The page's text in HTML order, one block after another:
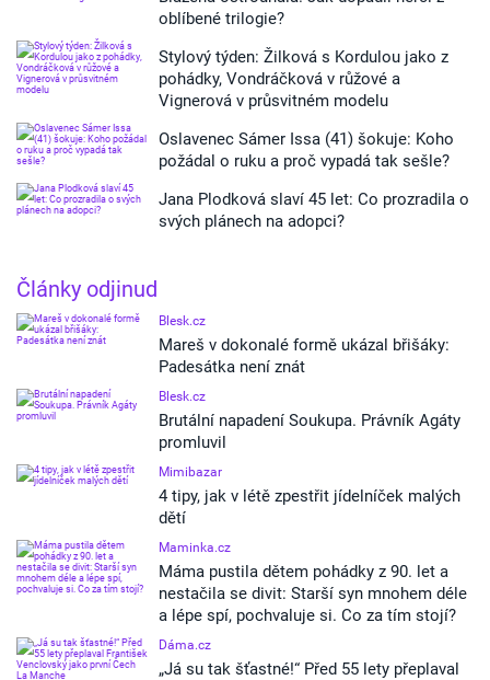
oblíbené trilogie?
Stylový týden: Žilková s Kordulou jako z
pohádky, Vondráčková v růžové a
Vignerová v průsvitném modelu
Oslavenec Sámer Issa (41) šokuje: Koho
požádal o ruku a proč vypadá tak sešle?
Jana Plodková slaví 45 let: Co prozradila o
svých plánech na adopci?
Články odjinud
Blesk.cz
Mareš v dokonalé formě ukázal břišáky:
Padesátka není znát
Blesk.cz
Brutální napadení Soukupa. Právník Agáty
promluvil
Mimibazar
4 tipy, jak v létě zpestřit jídelníček malých
dětí
Maminka.cz
Máma pustila dětem pohádky z 90. let a
nestačila se divit: Starší syn mnohem déle
a lépe spí, pochvaluje si. Co za tím stojí?
Dáma.cz
„Já su tak šťastné!“ Před 55 lety přeplaval